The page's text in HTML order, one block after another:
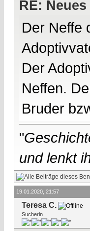
RE: Neues
Der Neffe
Der
Neffen.
Bruder
"
und lenkt
19.01.2020, 21:57
Teresa C.
Sucherin